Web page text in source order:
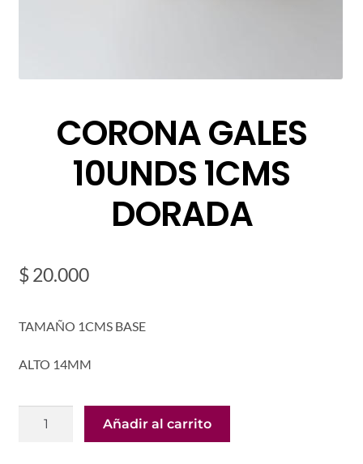
CORONA GALES
10UNDS 1CMS
DORADA
$20.000
TAMAÑO 1CMS BASE
ALTO 14MM
CORONA
Añadir al carrito